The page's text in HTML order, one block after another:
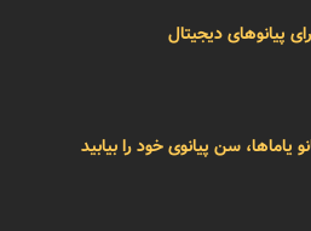
پیانوهای دیجیتال
یاماها، سن پیانوی خود را بیابید